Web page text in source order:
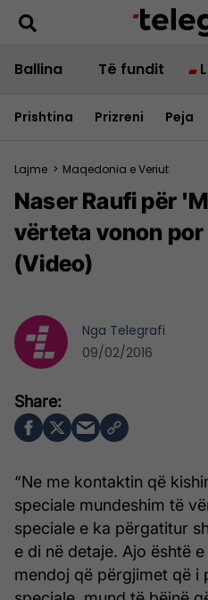
Ballina Të fundit
Prishtina Prizreni Peja
Lajme > Maqedonia e Veriut
Naser Raufi për
vërteta vonon por
(Video)
“Ne me kontaktin që
speciale mundeshim të
speciale e ka përgatitur
e di në detaje. Ajo është
mendoj që përgjimet që i
Nga Telegrafi
09/02/2016